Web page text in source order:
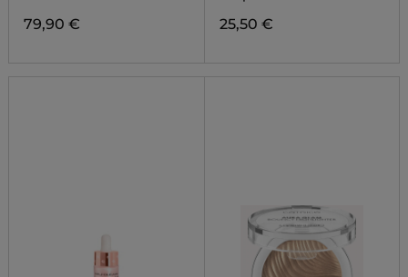
79,90 € 25,50 €